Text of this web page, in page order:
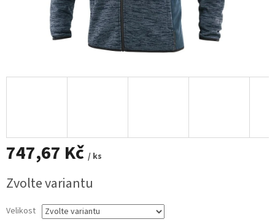
747,67 Kč / ks
cena:
Zvolte variantu
Velikost